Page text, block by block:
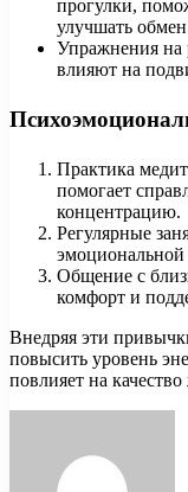
прогулки,
улучшать
Упражнения на
влияют на
Практика
помогает
концентрацию.
Регулярные
эмоциональной
Общение с
комфорт и
Внедряя эти
повысить уровень
повлияет на